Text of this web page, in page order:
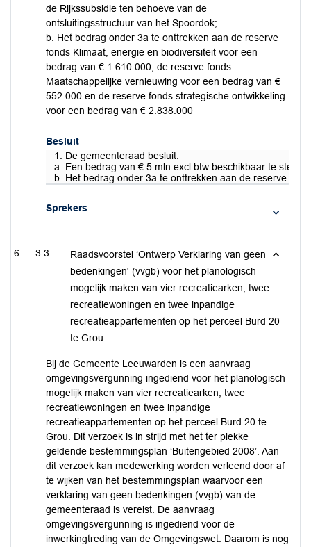
de Rijkssubsidie ten behoeve van de
ontsluitingsstructuur van het Spoordok;
b. Het bedrag onder 3a te onttrekken aan de reserve
fonds Klimaat, energie en biodiversiteit voor een
bedrag van € 1.610.000, de reserve fonds
Maatschappelijke vernieuwing voor een bedrag van €
552.000 en de reserve fonds strategische ontwikkeling
voor een bedrag van € 2.838.000
Besluit
1. De gemeenteraad besluit:
a. Een bedrag van € 5 mln excl btw beschikbaar te
b. Het bedrag onder 3a te onttrekken aan de reserve
Sprekers
3.3
Raadsvoorstel ‘Ontwerp Verklaring van geen
bedenkingen' (vvgb) voor het planologisch
mogelijk maken van vier recreatiearken, twee
recreatiewoningen en twee inpandige
recreatieappartementen op het perceel Burd 20
te Grou
Bij de Gemeente Leeuwarden is een aanvraag
omgevingsvergunning ingediend voor het planologisch
mogelijk maken van vier recreatiearken, twee
recreatiewoningen en twee inpandige
recreatieappartementen op het perceel Burd 20 te
Grou. Dit verzoek is in strijd met het ter plekke
geldende bestemmingsplan ‘Buitengebied 2008’. Aan
dit verzoek kan medewerking worden verleend door af
te wijken van het bestemmingsplan waarvoor een
verklaring van geen bedenkingen (vvgb) van de
gemeenteraad is vereist. De aanvraag
omgevingsvergunning is ingediend voor de
inwerkingtreding van de Omgevingswet. Daarom is nog